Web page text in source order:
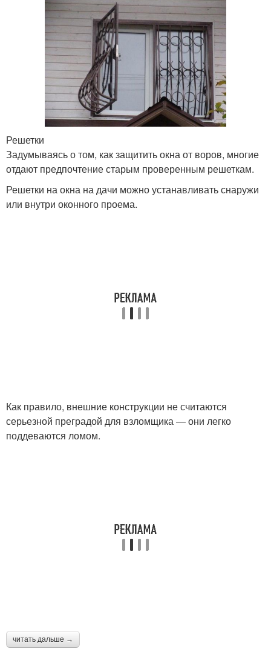
Решетки
Задумываясь о том, как защитить окна от воров, многие
отдают предпочтение старым проверенным решеткам.
Решетки на окна на дачи можно устанавливать снаружи
или внутри оконного проема.
Как правило, внешние конструкции не считаются
серьезной преградой для взломщика — они легко
поддеваются ломом.
читать дальше →